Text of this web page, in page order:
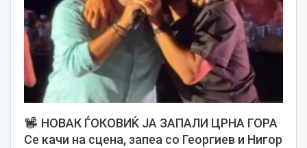
НОВАК ЃОКОВИЌ ЈА ЗАПАЛИ ЦРНА ГОРА
Се качи на сцена, запеа со Георгиев и Нигор